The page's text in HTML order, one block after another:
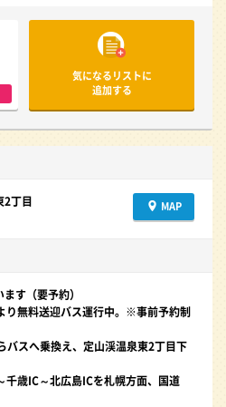
気になるリストに
追加する
MAP
2丁目
す（要予約）
り無料送迎バス運行中。※事前予約制
バスへ乗換え、定山渓温泉東2丁目下
歳IC～北広島ICを札幌方面、国道